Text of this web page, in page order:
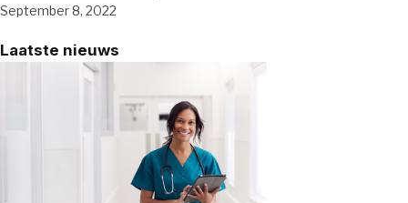
September 8, 2022
Laatste nieuws